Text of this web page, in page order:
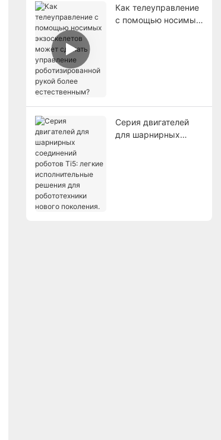
Как телеуправление
с помощью носимых
Серия двигателей
для шарнирных